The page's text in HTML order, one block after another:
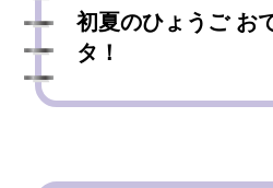
初夏のひょうご お
タ！